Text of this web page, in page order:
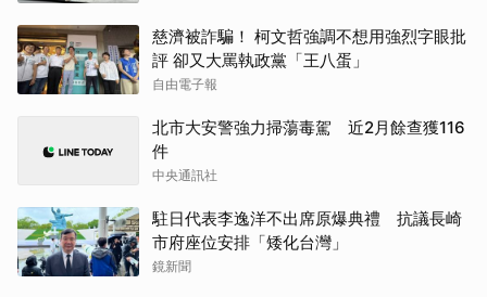
慈濟被詐騙！ 柯文哲強調不想用強烈字眼批
評 卻又大罵執政黨「王八蛋」
自由電子報
北市大安警強力掃蕩毒駕 近2月餘查獲116
件
中央通訊社
駐日代表李逸洋不出席原爆典禮 抗議長崎
市府座位安排「矮化台灣」
鏡新聞